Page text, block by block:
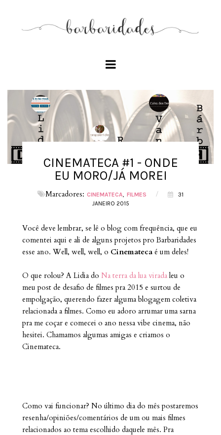
CINEMATECA #1 - ONDE
EU MORO/JÁ MOREI
Marcadores: CINEMATECA FILMES /
31
JANEIRO 2015
Você deve lembrar, se lê o blog com frequência, que eu
comentei aqui e ali de alguns projetos pro Barbaridades
esse ano. Well, well, well, o Cinemateca é um deles!
O que rolou? A Lidia do Na terra da lua virada leu o
meu post de desafio de filmes pra 2015 e surtou de
empolgação, querendo fazer alguma blogagem coletiva
relacionada a filmes. Como eu adoro arrumar uma sarna
pra me coçar e comecei o ano nessa vibe cinema, não
hesitei. Chamamos algumas amigas e criamos o
Cinemateca.
Como vai funcionar? No último dia do mês postaremos
resenha/opiniões/comentários de um ou mais filmes
relacionados ao tema escolhido daquele mês. Pra